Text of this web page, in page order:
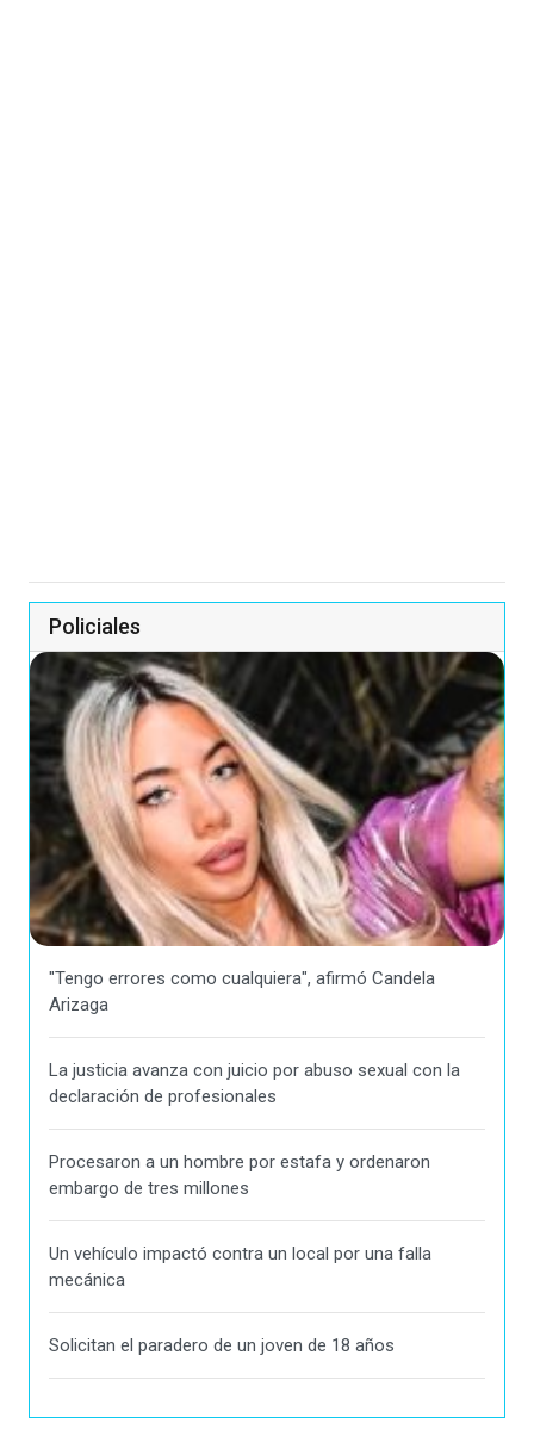
Policiales
"Tengo errores como cualquiera", afirmó Candela
Arizaga
La justicia avanza con juicio por abuso sexual con la
declaración de profesionales
Procesaron a un hombre por estafa y ordenaron
embargo de tres millones
Un vehículo impactó contra un local por una falla
mecánica
Solicitan el paradero de un joven de 18 años